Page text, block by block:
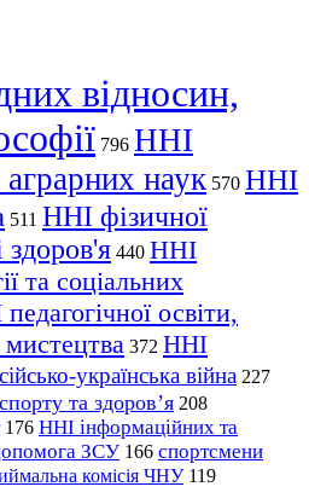
відносин,
796 ННІ
наук 570 ННІ
511 ННІ фізичної
здоров'я 440 ННІ
та соціальних
освіти,
мистецтва 372 ННІ
українська війна 227
та здоров’я 208
176 ННІ інформаційних та
ЗСУ 166 спортсмени
комісія ЧНУ 119